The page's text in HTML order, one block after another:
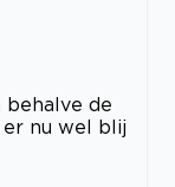
behalve de
er nu wel blij